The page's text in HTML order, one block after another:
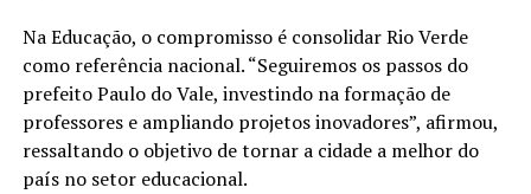
Na Educação, o compromisso é consolidar Rio Verde
como referência nacional. “Seguiremos os passos do
prefeito Paulo do Vale, investindo na formação de
professores e ampliando projetos inovadores”, afirmou,
ressaltando o objetivo de tornar a cidade a melhor do
país no setor educacional.